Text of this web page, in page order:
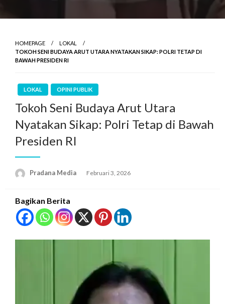
HOMEPAGE
LOKAL
TOKOH SENI BUDAYA ARUT UTARA NYATAKAN SIKAP: POLRI TETAP DI
BAWAH PRESIDEN RI
LOKAL OPINI PUBLIK
Tokoh Seni Budaya Arut Utara
Nyatakan Sikap: Polri Tetap di Bawah
Presiden RI
Pradana Media Februari 3, 2026
Bagikan Berita